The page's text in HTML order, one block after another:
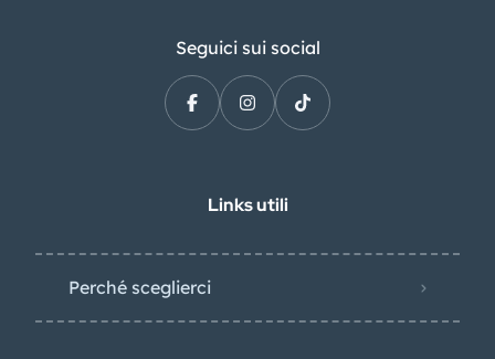
Seguici sui social
Links utili
Perché sceglierci